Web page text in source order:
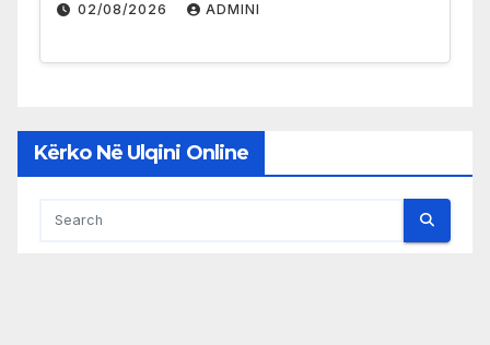
02/08/2026 ADMINI
Kërko Në Ulqini Online